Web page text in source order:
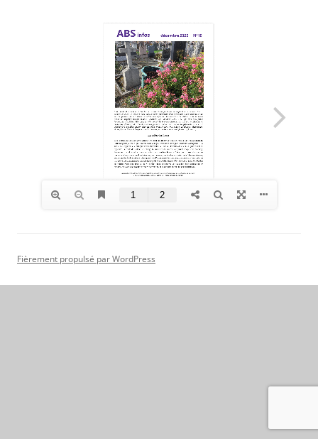
Fièrement propulsé par WordPress